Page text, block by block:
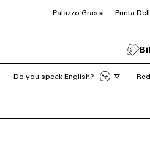
Palazzo Grassi — Punta
Sprechen Sie Deutsch?